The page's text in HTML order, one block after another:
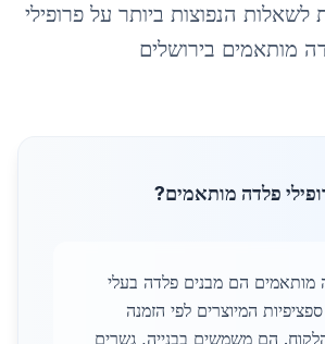
לשאלות הנפוצות ביותר עלפרופילי
מותאמים בירושלים
פלדה מותאמים?
מותאמים הם מבנים פלדה בעלי
המיוצרים לפי הזמנה
הם משמשים בבנייה, גשרים